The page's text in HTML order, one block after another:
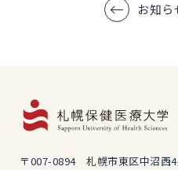
お知ら
〒007-0894 札幌市東区中沼西